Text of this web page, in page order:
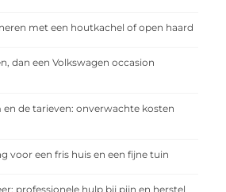
met een houtkachel of open haard
dan een Volkswagen occasion
de tarieven: onverwachte kosten
voor een fris huis en een fijne tuin
professionele hulp bij pijn en herstel